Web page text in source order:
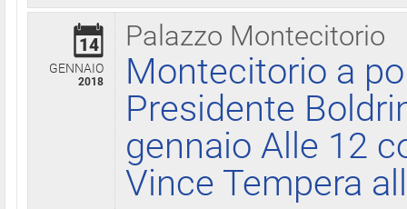
Palazzo Montecitorio
14
GENNAIO
2018
Montecitorio a
Presidente
gennaio Alle 12
Vince Tempera